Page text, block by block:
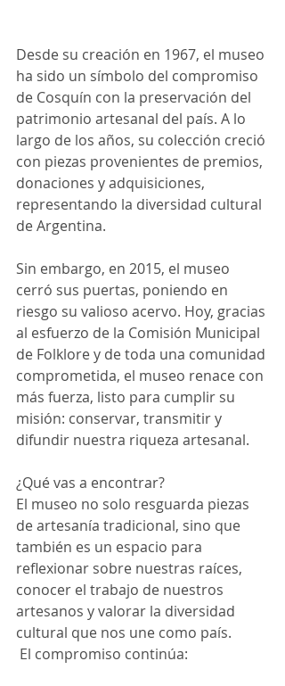
Desde su creación en 1967, el museo
ha sido un símbolo del compromiso
de Cosquín con la preservación del
patrimonio artesanal del país. A lo
largo de los años, su colección creció
con piezas provenientes de premios,
donaciones y adquisiciones,
representando la diversidad cultural
de Argentina.
Sin embargo, en 2015, el museo
cerró sus puertas, poniendo en
riesgo su valioso acervo. Hoy, gracias
al esfuerzo de la Comisión Municipal
de Folklore y de toda una comunidad
comprometida, el museo renace con
más fuerza, listo para cumplir su
misión: conservar, transmitir y
difundir nuestra riqueza artesanal.
¿Qué vas a encontrar?
El museo no solo resguarda piezas
de artesanía tradicional, sino que
también es un espacio para
reflexionar sobre nuestras raíces,
conocer el trabajo de nuestros
artesanos y valorar la diversidad
cultural que nos une como país.
El compromiso continúa: